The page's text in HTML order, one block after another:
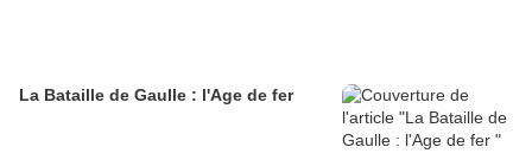
La Bataille de Gaulle : l'Age de fer